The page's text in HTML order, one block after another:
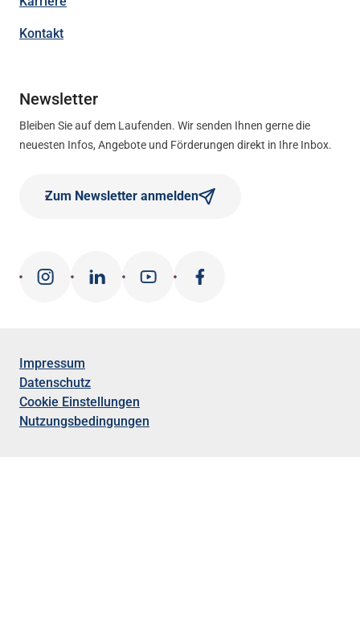
Kontakt
Newsletter
Bleiben Sie auf dem Laufenden. Wir senden Ihnen gerne die
neuesten Infos, Angebote und Förderungen direkt in Ihre Inbox.
Zum Newsletter anmelden
Impressum
Datenschutz
Cookie Einstellungen
Nutzungsbedingungen